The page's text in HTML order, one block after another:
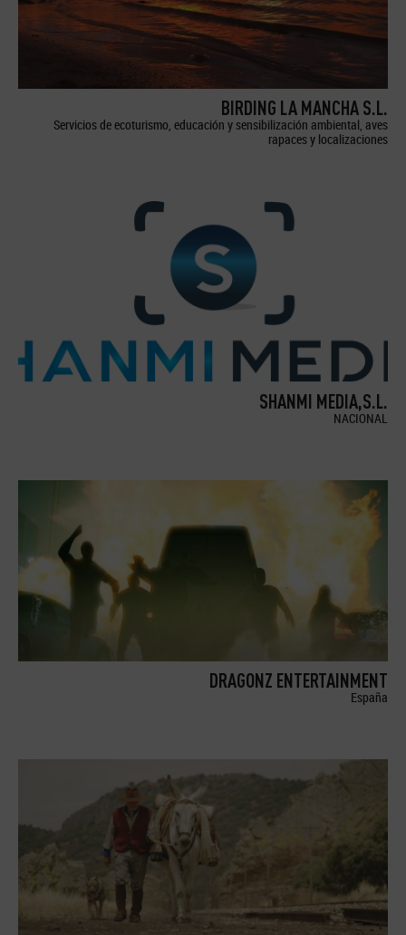
BIRDING LA MANCHA S.L.
Servicios de ecoturismo, educación y sensibilización ambiental, aves
rapaces y localizaciones
SHANMI MEDIA,S.L.
NACIONAL
DRAGONZ ENTERTAINMENT
España